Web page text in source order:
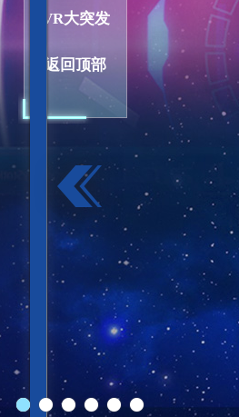
财经 教育 乡村振兴
CCTV.节目官网
VR大突发
返回顶部